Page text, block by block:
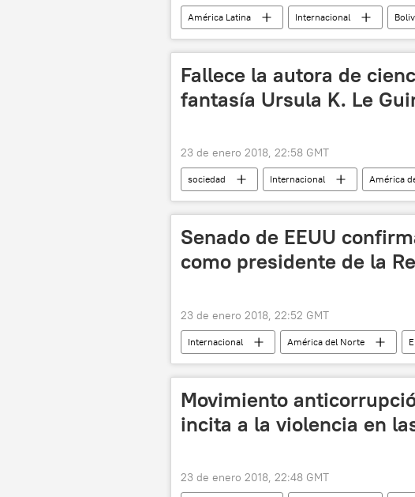
América Latina Internacional
mercado laboral
noticias
Fallece la autora de
fantasía Ursula K. Le
23 de enero 2018, 22:58 GMT
sociedad Internacional América
escritor
fallecimiento noticias
Senado de EEUU
como presidente de la
23 de enero 2018, 22:52 GMT
Internacional América del Norte
Reserva Federal de EEUU
director
Movimiento
incita a la violencia en
23 de enero 2018, 22:48 GMT